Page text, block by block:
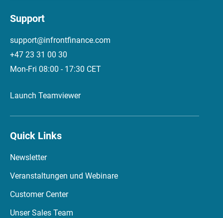
Support
support@infrontfinance.com
+47 23 31 00 30
Mon-Fri 08:00 - 17:30 CET
Launch Teamviewer
Quick Links
Newsletter
Veranstaltungen und Webinare
Customer Center
Unser Sales Team